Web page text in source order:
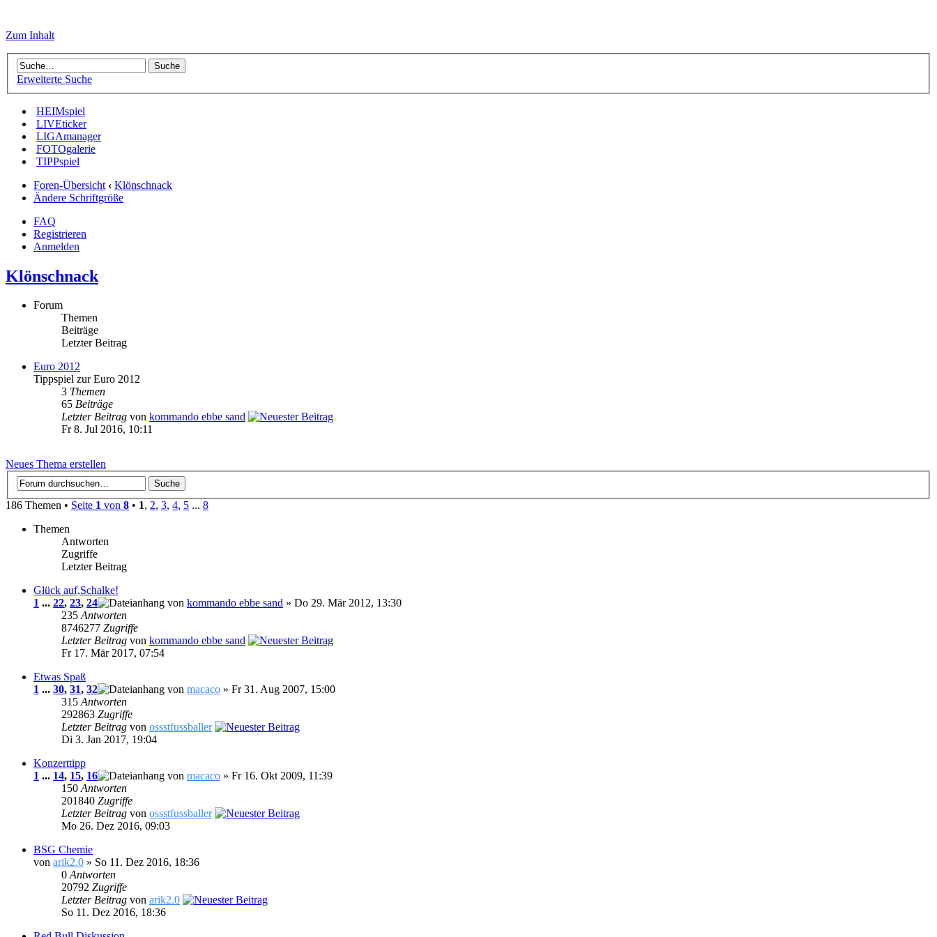
Zum Inhalt
Erweiterte Suche
HEIMspiel
LIVEticker
LIGAmanager
FOTOgalerie
TIPPspiel
Foren-Übersicht ‹ Klönschnack
Ändere Schriftgröße
FAQ
Registrieren
Anmelden
Klönschnack
Forum
Themen
Beiträge
Letzter Beitrag
Euro 2012
Tippspiel zur Euro 2012
3 Themen
65 Beiträge
Letzter Beitrag von kommando ebbe sand
Fr 8. Jul 2016, 10:11
Neues Thema erstellen
186 Themen • Seite 1 von 8 • 1, 2, 3, 4, 5 ... 8
Themen
Antworten
Zugriffe
Letzter Beitrag
Glück auf,Schalke!
1 ... 22, 23, 24 von kommando ebbe sand » Do 29. Mär 2012, 13:30
235 Antworten
8746277 Zugriffe
Letzter Beitrag von kommando ebbe sand
Fr 17. Mär 2017, 07:54
Etwas Spaß
1 ... 30, 31, 32 von macaco » Fr 31. Aug 2007, 15:00
315 Antworten
292863 Zugriffe
Letzter Beitrag von ossstfussballer
Di 3. Jan 2017, 19:04
Konzerttipp
1 ... 14, 15, 16 von macaco » Fr 16. Okt 2009, 11:39
150 Antworten
201840 Zugriffe
Letzter Beitrag von ossstfussballer
Mo 26. Dez 2016, 09:03
BSG Chemie
von arik2.0 » So 11. Dez 2016, 18:36
0 Antworten
20792 Zugriffe
Letzter Beitrag von arik2.0
So 11. Dez 2016, 18:36